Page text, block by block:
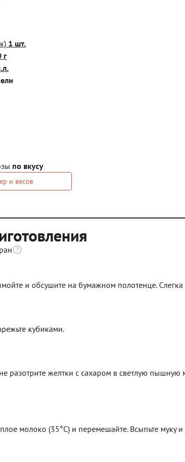
1 шт.
г
по вкусу
и весов
и обсушите на бумажном полотенце.
кубиками.
разотрите желтки с сахаром в светлую пышную
молоко (35°C) и перемешайте. Всыпьте муку